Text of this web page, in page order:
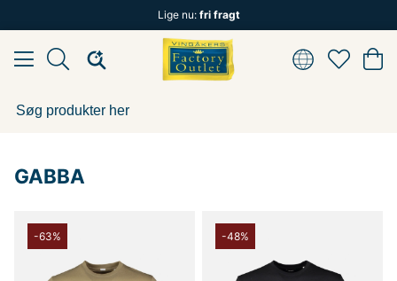
Lige nu: fri fragt
GABBA
-63% -48%